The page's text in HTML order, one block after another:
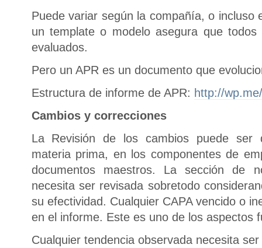
Puede variar según la compañía, o incluso
un template o modelo asegura que
evaluados.
Pero un APR es un documento que
Estructura de informe de APR: http://
Cambios y correcciones
La Revisión de los cambios puede ser
materia prima, en los componentes de
documentos maestros. La sección de
necesita ser revisada sobretodo
su efectividad. Cualquier CAPA vencido o
en el informe. Este es uno de los aspectos
Cualquier tendencia observada necesita